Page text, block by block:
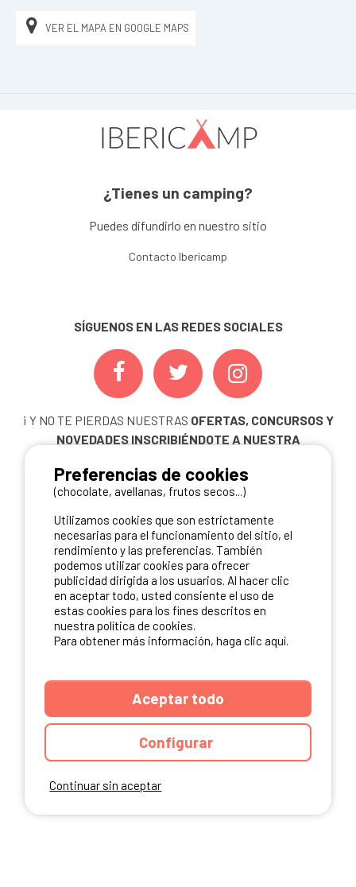
VER EL MAPA EN GOOGLE MAPS
¿Tienes un camping?
Puedes difundirlo en nuestro sitio
Contacto Ibericamp
SÍGUENOS EN LAS REDES SOCIALES
¡ Y NO TE PIERDAS NUESTRAS OFERTAS, CONCURSOS Y
NOVEDADES INSCRIBIÉNDOTE A NUESTRA
ME INSCRIBO
NUESTROS PARTNERS
Continuar sin aceptar
Preferencias de cookies
(chocolate, avellanas, frutos secos...)
Utilizamos cookies que son estrictamente
necesarias para el funcionamiento del sitio, el
rendimiento y las preferencias. También
podemos utilizar cookies para ofrecer
publicidad dirigida a los usuarios. Al hacer clic
en aceptar todo, usted consiente el uso de
estas cookies para los fines descritos en
nuestra política de cookies.
Para obtener más información, haga clic aquí.
Aceptar todo
Configurar